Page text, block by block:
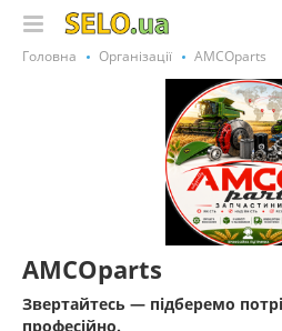
Головна Організації AMCOparts
AMCOparts
Звертайтесь — підберемо
професійно.